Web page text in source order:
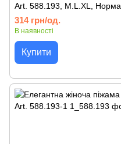
Art. 588.193, M.L.XL, Норма
314 грн/од.
В наявності
Купити